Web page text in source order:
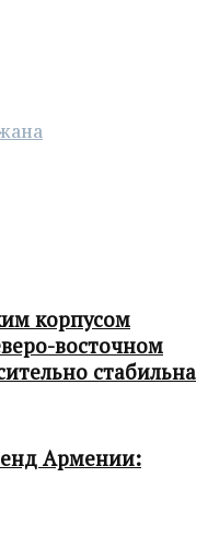
корпусом
восточном
стабильна
Армении: